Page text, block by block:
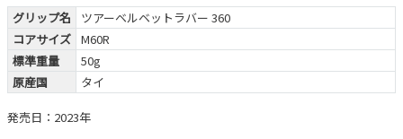
グリップ名
ツアーベルベットラバー 360
コアサイズ M60R
標準重量
50g
原産国
タイ
発売日：2023年